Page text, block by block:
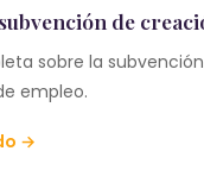
de
sobre la
empleo.
→